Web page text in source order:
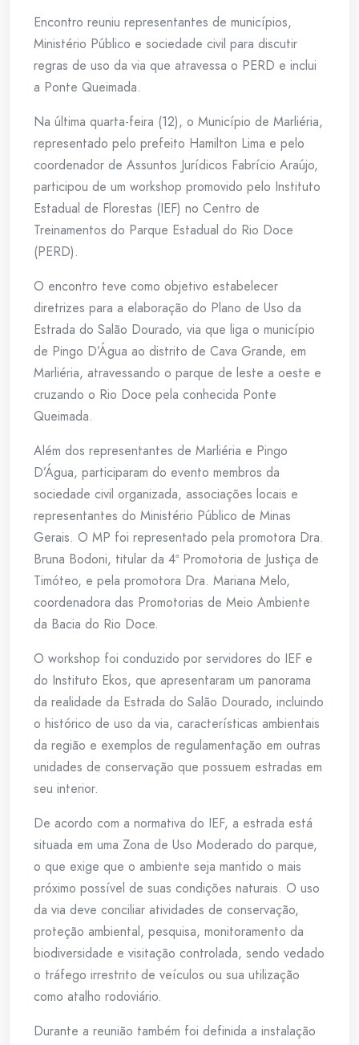
Encontro reuniu representantes de municípios,
Ministério Público e sociedade civil para discutir
regras de uso da via que atravessa o PERD e inclui
a Ponte Queimada.
Na última quarta-feira (12), o Município de Marliéria,
representado pelo prefeito Hamilton Lima e pelo
coordenador de Assuntos Jurídicos Fabrício Araújo,
participou de um workshop promovido pelo Instituto
Estadual de Florestas (IEF) no Centro de
Treinamentos do Parque Estadual do Rio Doce
(PERD).
O encontro teve como objetivo estabelecer
diretrizes para a elaboração do Plano de Uso da
Estrada do Salão Dourado, via que liga o município
de Pingo D’Água ao distrito de Cava Grande, em
Marliéria, atravessando o parque de leste a oeste e
cruzando o Rio Doce pela conhecida Ponte
Queimada.
Além dos representantes de Marliéria e Pingo
D’Água, participaram do evento membros da
sociedade civil organizada, associações locais e
representantes do Ministério Público de Minas
Gerais. O MP foi representado pela promotora Dra.
Bruna Bodoni, titular da 4ª Promotoria de Justiça de
Timóteo, e pela promotora Dra. Mariana Melo,
coordenadora das Promotorias de Meio Ambiente
da Bacia do Rio Doce.
O workshop foi conduzido por servidores do IEF e
do Instituto Ekos, que apresentaram um panorama
da realidade da Estrada do Salão Dourado, incluindo
o histórico de uso da via, características ambientais
da região e exemplos de regulamentação em outras
unidades de conservação que possuem estradas em
seu interior.
De acordo com a normativa do IEF, a estrada está
situada em uma Zona de Uso Moderado do parque,
o que exige que o ambiente seja mantido o mais
próximo possível de suas condições naturais. O uso
da via deve conciliar atividades de conservação,
proteção ambiental, pesquisa, monitoramento da
biodiversidade e visitação controlada, sendo vedado
o tráfego irrestrito de veículos ou sua utilização
como atalho rodoviário.
Durante a reunião também foi definida a instalação